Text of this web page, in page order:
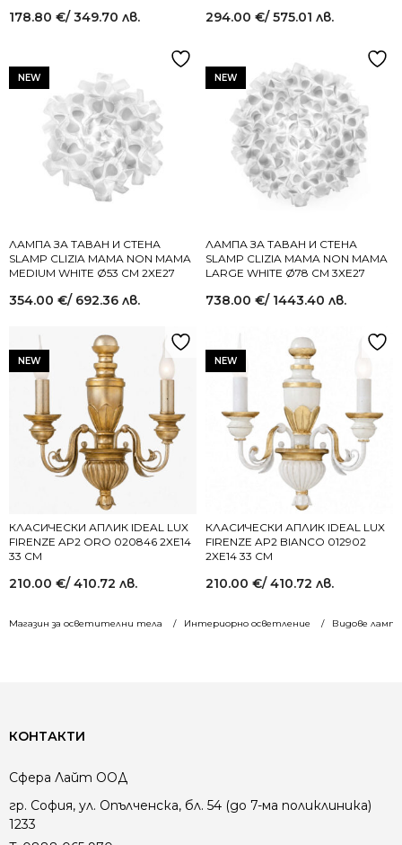
Магазин за осветителни тела Интериорно осветление Видове
178.80 €/ 349.70 лв. 294.00 €/ 575.01 лв.
NEW
ЛАМПА ЗА ТАВАН И СТЕНА
SLAMP CLIZIA MAMA NON MAMA
MEDIUM WHITE Ø53 СМ 2XE27
354.00 €/ 692.36 лв.
NEW
ЛАМПА ЗА ТАВАН И СТЕНА
SLAMP CLIZIA MAMA NON MAMA
LARGE WHITE Ø78 СМ 3XE27
738.00 €/ 1443.40 лв.
NEW
КЛАСИЧЕСКИ АПЛИК IDEAL LUX
FIRENZE AP2 ORO 020846 2XE14
33 СМ
210.00 €/ 410.72 лв.
NEW
КЛАСИЧЕСКИ АПЛИК IDEAL LUX
FIRENZE AP2 BIANCO 012902
2XE14 33 СМ
210.00 €/ 410.72 лв.
КОНТАКТИ
Сфера Лайт ООД
гр. София, ул. Опълченска, бл. 54 (до 7-ма поликлиника)
1233